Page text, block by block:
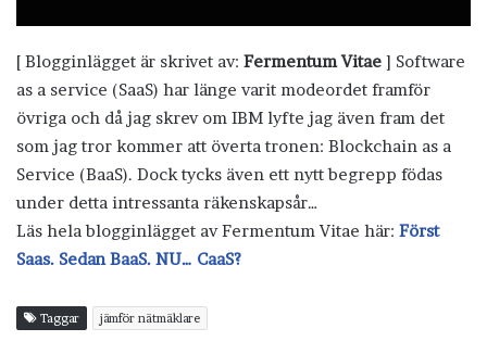
[ Blogginlägget är skrivet av: Fermentum Vitae ] Software
as a service (SaaS) har länge varit modeordet framför
övriga och då jag skrev om IBM lyfte jag även fram det
som jag tror kommer att överta tronen: Blockchain as a
Service (BaaS). Dock tycks även ett nytt begrepp födas
under detta intressanta räkenskapsår…
Läs hela blogginlägget av Fermentum Vitae här: Först
Saas. Sedan BaaS. NU… CaaS?
Taggar jämför nätmäklare